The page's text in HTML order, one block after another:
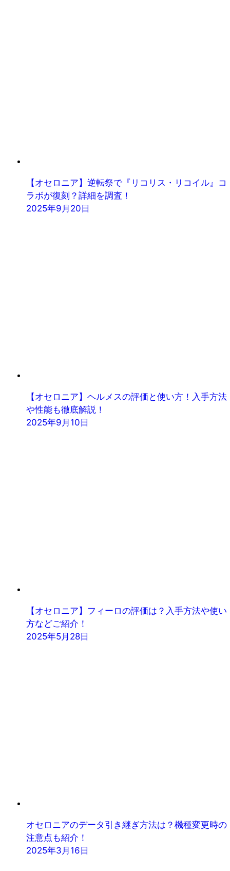
【オセロニア】逆転祭で『リコリス・リコイル』コ
ラボが復刻？詳細を調査！
2025年9月20日
【オセロニア】ヘルメスの評価と使い方！入手方法
や性能も徹底解説！
2025年9月10日
【オセロニア】フィーロの評価は？入手方法や使い
方などご紹介！
2025年5月28日
オセロニアのデータ引き継ぎ方法は？機種変更時の
注意点も紹介！
2025年3月16日